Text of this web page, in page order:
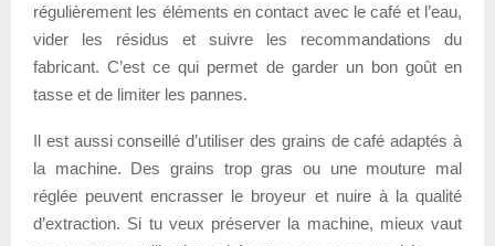
régulièrement les éléments en contact avec le café et l’eau,
vider les résidus et suivre les recommandations du
fabricant. C’est ce qui permet de garder un bon goût en
tasse et de limiter les pannes.
Il est aussi conseillé d’utiliser des grains de café adaptés à
la machine. Des grains trop gras ou une mouture mal
réglée peuvent encrasser le broyeur et nuire à la qualité
d’extraction. Si tu veux préserver la machine, mieux vaut